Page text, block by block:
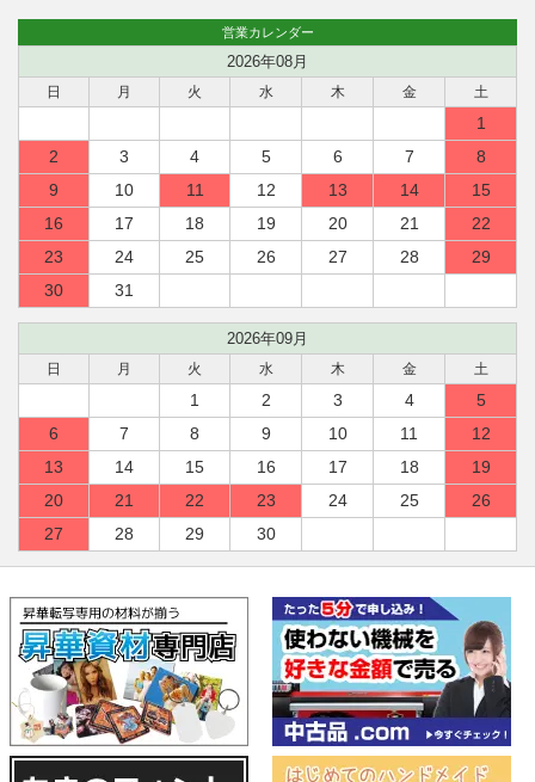
営業カレンダー
2026年08月
日 月 火 水 木 金 土
1
2
3 4 5 6 7
8
9
10 11 12 13 14
15
16
17 18 19 20 21
22
23
24 25 26 27 28
29
30
31
2026年09月
日 月 火 水 木 金 土
1 2 3 4
5
6
7 8 9 10 11
12
13
14 15 16 17 18
19
20
21 22 23 24 25
26
27
28 29 30